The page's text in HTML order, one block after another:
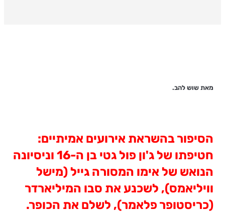
מאת שוש להב.
הסיפור בהשראת אירועים אמיתיים:
חטיפתו של ג'ון פול גטי בן ה-16 וניסיונה
הנואש של אימו המסורה גייל (מישל
וויליאמס), לשכנע את סבו המיליארדר
(כריסטופר פלאמר), לשלם את הכופר.